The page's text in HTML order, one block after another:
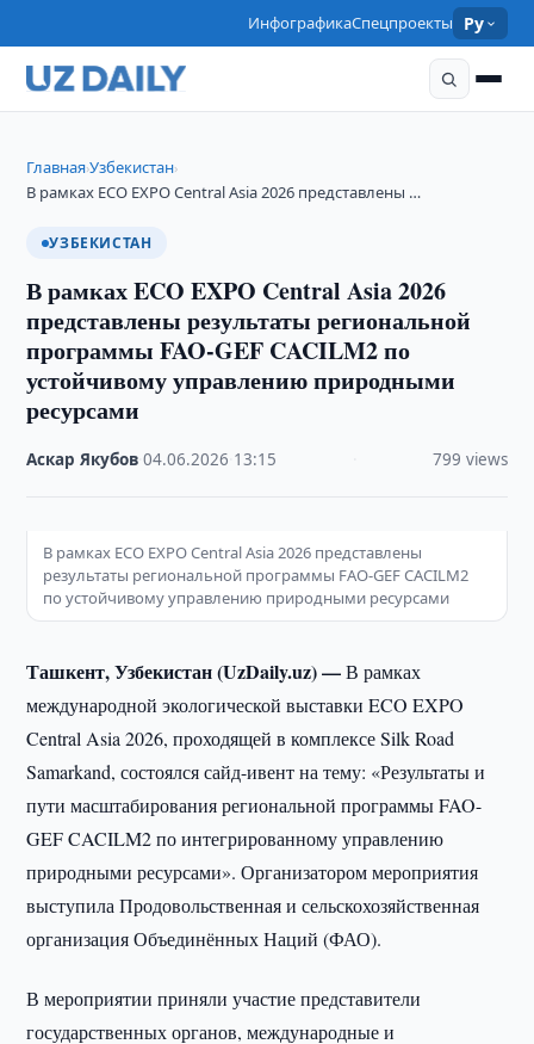
ИнфографикаСпецпроекты Ру
Главная›Узбекистан›
В рамках ECO EXPO Central Asia 2026 представлены …
УЗБЕКИСТАН
В рамках ECO EXPO Central Asia 2026
представлены результаты региональной
программы FAO-GEF CACILM2 по
устойчивому управлению природными
ресурсами
Аскар Якубов ·04.06.2026 13:15 799 views
В рамках ECO EXPO Central Asia 2026 представлены
результаты региональной программы FAO-GEF CACILM2
по устойчивому управлению природными ресурсами
Ташкент, Узбекистан (UzDaily.uz) —В рамках
международной экологической выставки ECO EXPO
Central Asia 2026, проходящей в комплексе Silk Road
Samarkand, состоялся сайд-ивент на тему: «Результаты и
пути масштабирования региональной программы FAO-
GEF CACILM2 по интегрированному управлению
природными ресурсами». Организатором мероприятия
выступила Продовольственная и сельскохозяйственная
организация Объединённых Наций (ФАО).
В мероприятии приняли участие представители
государственных органов, международные и